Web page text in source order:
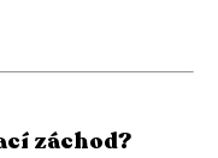
záchod?